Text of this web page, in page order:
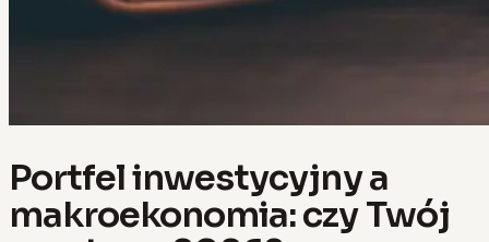
Portfel inwestycyjny a
makroekonomia: czy Twój